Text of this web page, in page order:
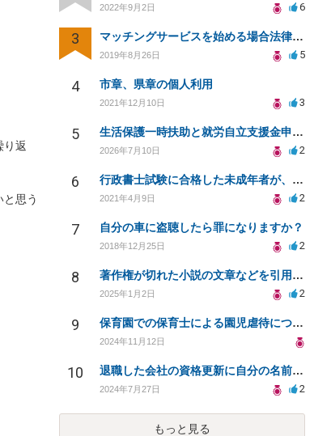
り返
思う
2022年9月2日 6
3 マッチングサービスを始める場合法律的に届出などは必要ですか？
2019年8月26日 5
4 市章、県章の個人利用
2021年12月10日 3
5 生活保護一時扶助と就労自立支援金申請について
2026年7月10日 2
6 行政書士試験に合格した未成年者が、行政書士試験の為の授業を行うことは、合法ですか？
2021年4月9日 2
7 自分の車に盗聴したら罪になりますか？
2018年12月25日 2
8 著作権が切れた小説の文章などを引用してグッズを作って販売してもいいでしょうか
2025年1月2日 2
9 保育園での保育士による園児虐待について
2024年11月12日
10 退職した会社の資格更新に自分の名前を使われる件について
2024年7月27日 2
もっと見る